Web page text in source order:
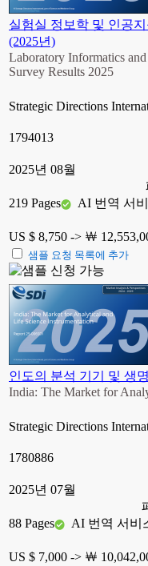
실험실 정보학 및 인공
(2025년)
Laboratory Informatics
Survey Results 2025
Strategic Directions
1794013
2025년 08월
219 Pages
AI 번역 서
US $ 8,750 -> ￦
샘플 요청 목록에 추가
인도의 분석 기기 및 생
India: The Market for
Strategic Directions
1780886
2025년 07월
88 Pages
AI 번역 서비
US $ 7,000 -> ￦